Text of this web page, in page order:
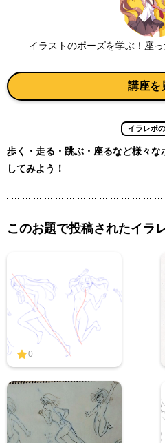
イラストのポーズを学ぶ！座
講座を
イラレポ
歩く・走る・跳ぶ・座るなど様々
してみよう！
このお題で投稿されたイラ
0